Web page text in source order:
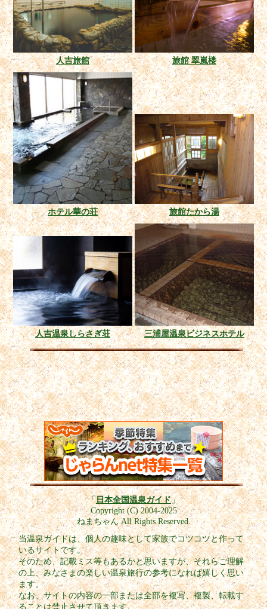
人吉旅館 旅館 翠嵐楼
ホテル華の荘 旅館たから湯
人吉温泉しらさぎ荘 三浦屋温泉ビジネスホテル
「日本全国温泉ガイド」
Copyright (C) 2004-2025
ねまちゃん All Rights Reserved.
当温泉ガイドは、個人の趣味として家族でコツコツと作って
いるサイトです。
そのため、記載ミス等もあるかと思いますが、それらご理解
の上、みなさまの楽しい温泉旅行の参考になれば嬉しく思い
ます。
なお、サイトの内容の一部または全部を複写、複製、転載す
ることは禁止させて頂きます。